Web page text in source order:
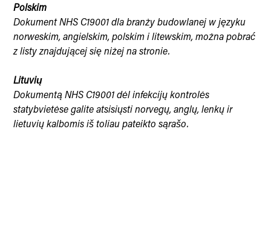
Polskim
Dokument NHS C19001 dla branży budowlanej w języku
norweskim, angielskim, polskim i litewskim, można pobrać
z listy znajdującej się niżej na stronie.
Lituvių
Dokumentą NHS C19001 dėl infekcijų kontrolės
statybvietėse galite atsisiųsti norvegų, anglų, lenkų ir
lietuvių kalbomis iš toliau pateikto sąrašo.